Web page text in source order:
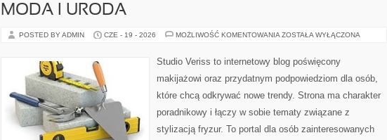
MODA I URODA
POSTED BY ADMIN CZE - 19 - 2026 MOŻLIWOŚĆ KOMENTOWANIA MODA
ZOSTAŁA WYŁĄCZONA
Studio Veriss to internetowy blog poświęcony
makijażowi oraz przydatnym podpowiedziom dla osób,
które chcą odkrywać nowe trendy. Strona ma charakter
poradnikowy i łączy w sobie tematy związane z
stylizacją fryzur. To portal dla osób zainteresowanych